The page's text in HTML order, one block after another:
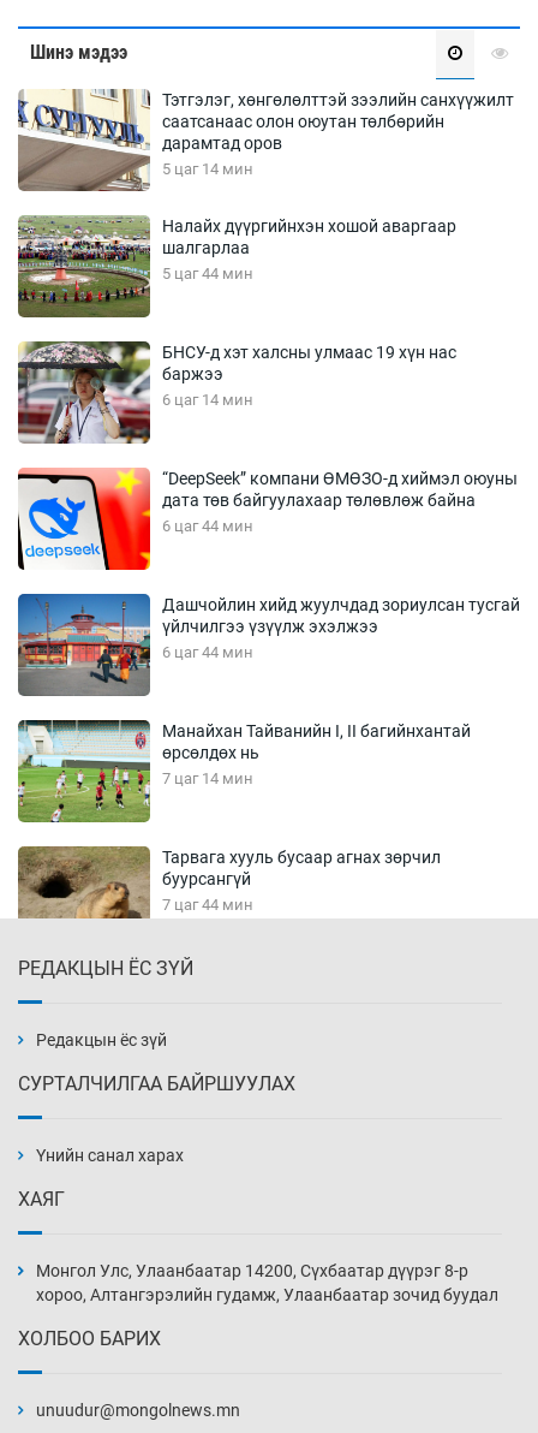
Шинэ мэдээ
Тэтгэлэг, хөнгөлөлттэй зээлийн санхүүжилт
саатсанаас олон оюутан төлбөрийн
дарамтад оров
5 цаг 14 мин
Налайх дүүргийнхэн хошой аваргаар
шалгарлаа
5 цаг 44 мин
БНСУ-д хэт халсны улмаас 19 хүн нас
баржээ
6 цаг 14 мин
“DeepSeek” компани ӨМӨЗО-д хиймэл оюуны
дата төв байгуулахаар төлөвлөж байна
6 цаг 44 мин
Дашчойлин хийд жуулчдад зориулсан тусгай
үйлчилгээ үзүүлж эхэлжээ
6 цаг 44 мин
Манайхан Тайванийн I, II багийнхантай
өрсөлдөх нь
7 цаг 14 мин
Тарвага хууль бусаар агнах зөрчил
буурсангүй
7 цаг 44 мин
8 цаг 14 мин
8 цаг 44 мин
9 цаг 14 мин
хэмжээг шинэчлэн тогтоох нь
РЕДАКЦЫН ЁС ЗҮЙ
Редакцын ёс зүй
СУРТАЛЧИЛГАА БАЙРШУУЛАХ
Үнийн санал харах
ХАЯГ
Монгол Улс, Улаанбаатар 14200, Сүхбаатар дүүрэг 8-р
хороо, Алтангэрэлийн гудамж, Улаанбаатар зочид буудал
ХОЛБОО БАРИХ
unuudur@mongolnews.mn